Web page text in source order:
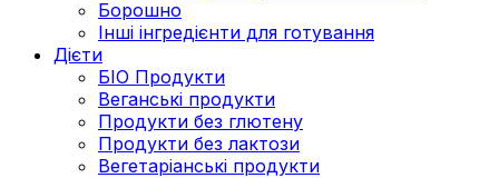
Борошно
Інші інгредієнти для готування
Дієти
БІО Продукти
Веганські продукти
Продукти без глютену
Продукти без лактози
Вегетаріанські продукти